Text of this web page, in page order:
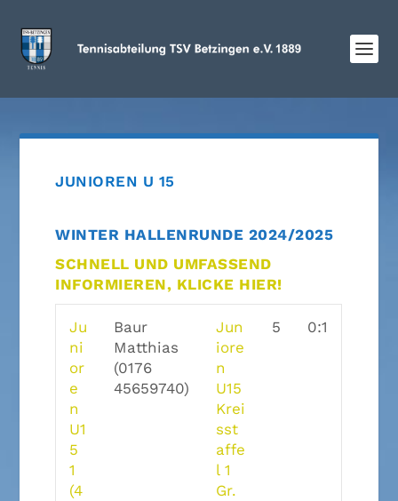
JUNIOREN U 15
WINTER HALLENRUNDE 2024/2025
SCHNELL UND UMFASSEND
INFORMIEREN, KLICKE HIER!
Ju
ni
or
e
n
U1
5
1
(4
Baur
Matthias
(0176
45659740)
Jun
iore
n
U15
Krei
sst
affe
l 1
Gr.
5 0:1